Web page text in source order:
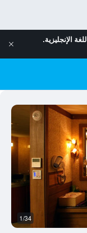
الإنجليزية.
1/34